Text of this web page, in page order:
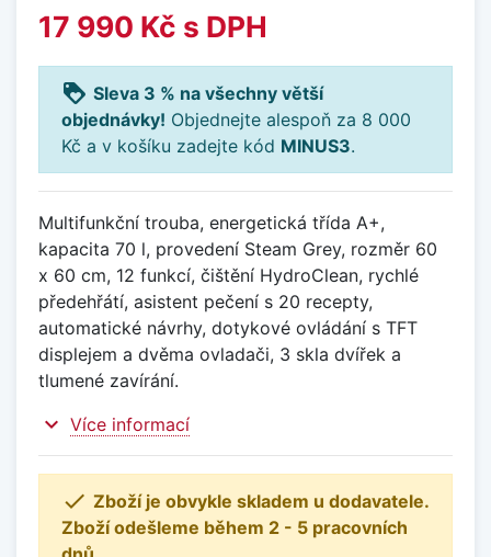
17 990 Kč s DPH
loyalty Sleva 3 % na všechny větší
objednávky! Objednejte alespoň za 8 000
Kč a v košíku zadejte kód MINUS3.
Multifunkční trouba, energetická třída A+,
kapacita 70 l, provedení Steam Grey, rozměr 60
x 60 cm, 12 funkcí, čištění HydroClean, rychlé
předehřátí, asistent pečení s 20 recepty,
automatické návrhy, dotykové ovládání s TFT
displejem a dvěma ovladači, 3 skla dvířek a
tlumené zavírání.
expand_more Více informací
 Zboží je obvykle skladem u dodavatele.
Zboží odešleme během 2 - 5 pracovních